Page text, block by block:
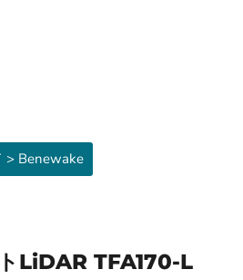
> Benewake
LiDAR TFA170-L